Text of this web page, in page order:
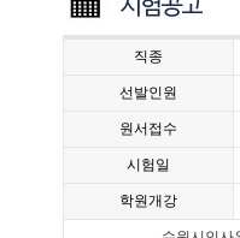
직종
선발인원
원서접수
시험일
학원개강